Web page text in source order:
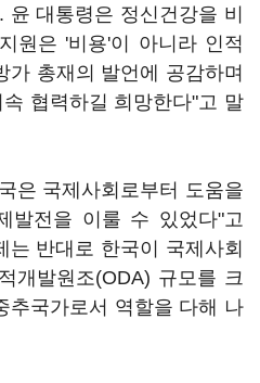
대통령은 정신건강을 비
원은 '비용'이 아니라 인적
가 총재의 발언에 공감하며
협력하길 희망한다"고 말
은 국제사회로부터 도움을
발전을 이룰 수 있었다"고
는 반대로 한국이 국제사회
개발원조(ODA) 규모를 크
추국가로서 역할을 다해 나